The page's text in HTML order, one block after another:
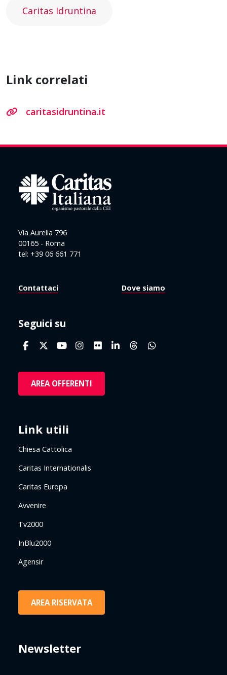
Caritas Idruntina
Link correlati
caritasidruntina.it
Via Aurelia 796
00165 - Roma
tel: +39 06 661 771
Contattaci Dove siamo
Seguici su
AREA OFFERENTI
Link utili
Chiesa Cattolica
Caritas Internationalis
Caritas Europa
Avvenire
Tv2000
InBlu2000
Agensir
AREA RISERVATA
Newsletter